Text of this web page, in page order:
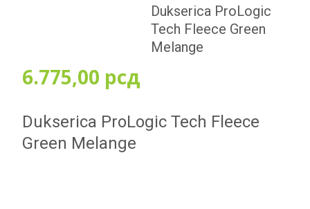
Dukserica ProLogic
Tech Fleece Green
Melange
6.775,00 рсд
Dukserica ProLogic Tech Fleece
Green Melange